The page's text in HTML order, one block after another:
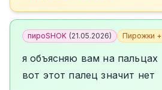
пироSHOK (21.05.2026) Пирожки +
я объясняю вам на пальцах
вот этот палец значит нет